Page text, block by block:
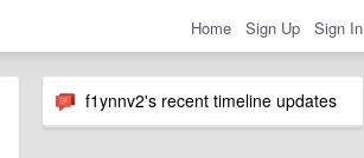
Home Sign Up Sign In
f1ynnv2's recent timeline updates